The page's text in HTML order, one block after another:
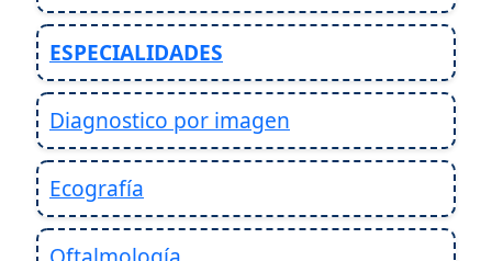
ESPECIALIDADES
Diagnostico por imagen
Ecografía